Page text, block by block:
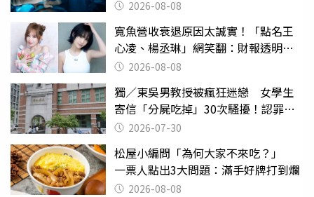
2026-08-08
寬魚營收衰退原因太誠實！「點名王
心凌、楊丞琳」網笑翻：財報透明度
滿分2026-08-08
獨／東吳男教授被瘋狂迷戀 女學生
寄信「分屍吃掉」30次騷擾！認罪免
關 2026-07-30
松屋小編問「為何大家不來吃？」
一票人點出3大問題：滿手好牌打到爛
2026-08-08